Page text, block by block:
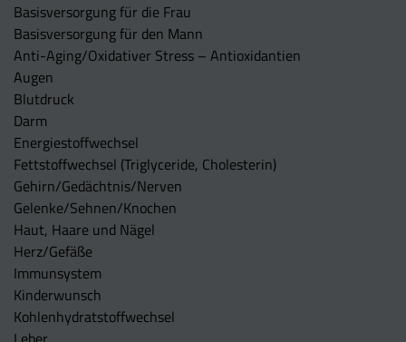
Basisversorgung für die Frau
Basisversorgung für den Mann
Anti-Aging/Oxidativer Stress – Antioxidantien
Augen
Blutdruck
Darm
Energiestoffwechsel
Fettstoffwechsel (Triglyceride, Cholesterin)
Gehirn/Gedächtnis/Nerven
Gelenke/Sehnen/Knochen
Haut, Haare und Nägel
Herz/Gefäße
Immunsystem
Kinderwunsch
Kohlenhydratstoffwechsel